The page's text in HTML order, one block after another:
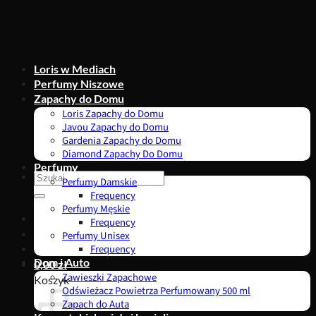
Szukaj:
0,00zł
Koszyk
Loris w Mediach
Perfumy Niszowe
Zapachy do Domu
Loris Zapachy do Domu
Javou Zapachy do Domu
Gardenia Zapachy do Domu
Diamond Zapachy Do Domu
Perfumy
Perfumy Damskie
Frequency
Perfumy Męskie
Frequency
Perfumy Unisex
Frequency
Dom i Auto
Zawieszki Zapachowe
Odświeżacz Powietrza Perfumowany 500 ml
Zapach do Auta